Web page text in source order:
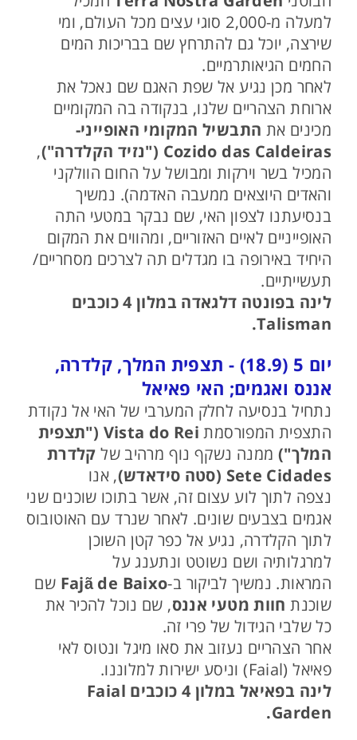
למעלה מ-2,000 סוגי עצים מכל העולם, ומי
שירצה, יוכל גם להתרחץ שם בבריכות המים
החמים הגיאותרמיים.
לאחר מכן נגיע אל שפת האגם שם נאכל את
ארוחת הצהריים שלנו, בנקודה בה המקומיים
מכינים את התבשיל המקומי האופייני-
Cozido das Caldeiras ("נזיד הקלדרה")
,
המכיל בשר וירקות ומבושל על החום הוולקני
והאדים היוצאים ממעבה האדמה). נמשיך
בנסיעתנו לצפון האי, שם נבקר במטעי התה
האופייניים לאיים האזוריים, ומהווים את המקום
היחיד באירופה בו מגדלים תה לצרכים מסחריים/
תעשייתיים.
לינה בפונטה דלגאדה במלון 4 כוכבים
Talisman.
יום 5 (18.9) - תצפית המלך, קלדרה,
אננס ואגמים; האי פאיאל
נתחיל בנסיעה לחלק המערבי של האי אל נקודת
התצפית המפורסמת
Vista do Rei ("תצפית
המלך") ממנה נשקף נוף מרהיב של קלדרת
Sete Cidades (סטה סידאדש)
, אנו
נצפה לתוך לוע עצום זה, אשר בתוכו שוכנים שני
אגמים בצבעים שונים. לאחר שנרד עם האוטובוס
לתוך הקלדרה, נגיע אל כפר קטן השוכן
למרגלותיה ושם נשוטט ונתענג על
המראות. נמשיך לביקור ב-Fajã de Baixo שם
שוכנת חוות מטעי אננס, שם נוכל להכיר את
כל שלבי הגידול של פרי זה.
אחר הצהריים נעזוב את סאו מיגל ונטוס לאי
פאיאל (Faial) וניסע ישירות למלוננו.
לינה בפאיאל במלון 4 כוכבים Faial
Garden.